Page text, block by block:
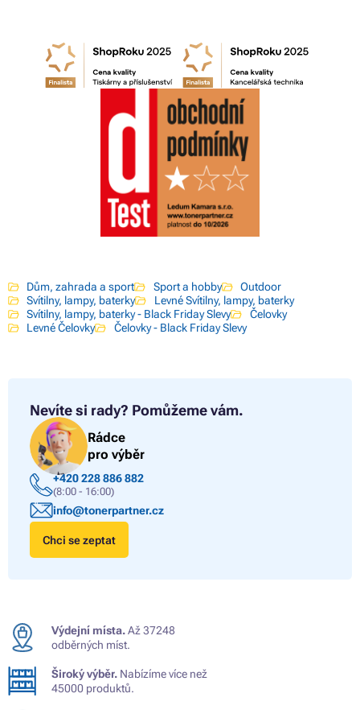
Dům, zahrada a sport Sport a hobby
Outdoor
Svítilny, lampy, baterky
Levné Svítilny, lampy, baterky
Svítilny, lampy, baterky - Black Friday Slevy
Čelovky
Levné Čelovky
Čelovky - Black Friday Slevy
Nevíte si rady? Pomůžeme vám.
Rádce
pro výběr
+420 228 886 882
(8:00 - 16:00)
info@tonerpartner.cz
Chci se zeptat
Výdejní místa.Až 37248
odběrných míst.
Široký výběr. Nabízíme více než
45000 produktů.